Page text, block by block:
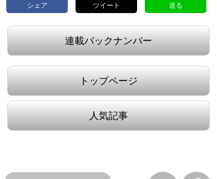
シェア ツイート 送る
連載バックナンバー
トップページ
人気記事